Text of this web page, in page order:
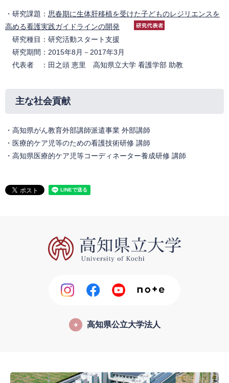
・研究課題： 思春期に生体肝移植を受けた子どものレジリエンスを
高める看護実践ガイドラインの開発
研究種目：研究活動スタート支援
研究期間：2015年8月－2017年3月
代表者 ：田之頭 恵里 高知県立大学 看護学部 助教
主な社会貢献
・高知県がん教育外部講師派遣事業 外部講師
・医療的ケア児等のための看護技術研修 講師
・高知県医療的ケア児等コーディネーター養成研修 講師
高知県公立大学法人